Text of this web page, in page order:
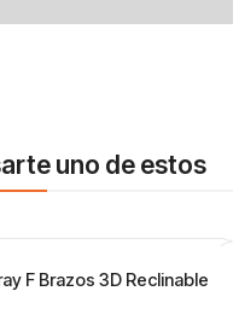
uno de estos
F Brazos 3D Reclinable